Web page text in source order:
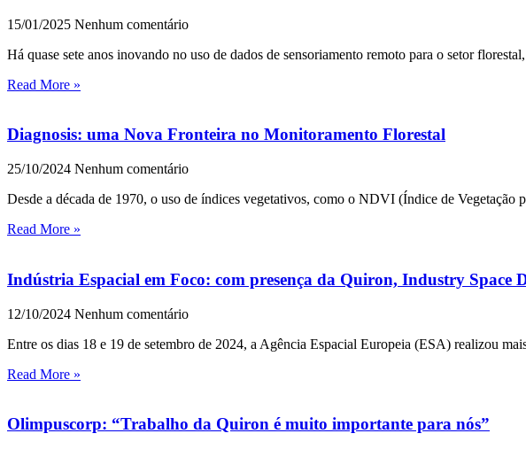
15/01/2025 Nenhum comentário
Há quase sete anos inovando no uso de dados de sensoriamento remoto para o setor
Read More »
Diagnosis: uma Nova Fronteira no Monitoramento Florestal
25/10/2024 Nenhum comentário
Desde a década de 1970, o uso de índices vegetativos, como o NDVI (Índice de
Read More »
Indústria Espacial em Foco: com presença da Quiron, Industry Space
12/10/2024 Nenhum comentário
Entre os dias 18 e 19 de setembro de 2024, a Agência Espacial Europeia (ESA) realizou
Read More »
Olimpuscorp: “Trabalho da Quiron é muito importante para nós”